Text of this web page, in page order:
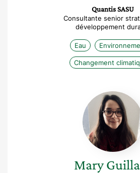
Quantis SASU
Consultante senior
développement
Eau
Changement
Mary
Guillard
Mary